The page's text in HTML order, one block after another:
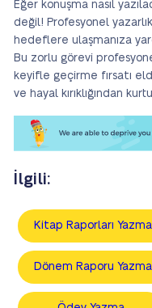
Eğer konuşma nasıl
değil! Profesyonel
hedeflere ulaşmanıza
Bu zorlu görevi
keyifle geçirme fırsatı
ve hayal kırıklığından
İlgili:
Kitap Raporları Yazma
Dönem Raporu Yazma